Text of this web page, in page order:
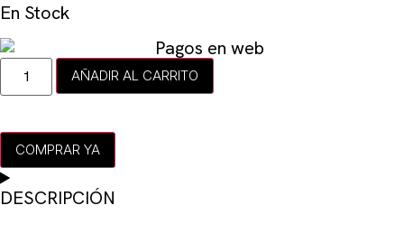
En Stock
AÑADIR AL CARRITO
COMPRAR YA
DESCRIPCIÓN